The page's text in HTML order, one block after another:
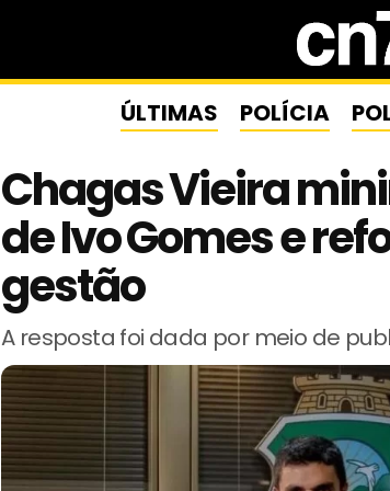
ÚLTIMAS POLÍCIA
Chagas Vieira
de Ivo Gomes e
gestão
A resposta foi dada por meio de